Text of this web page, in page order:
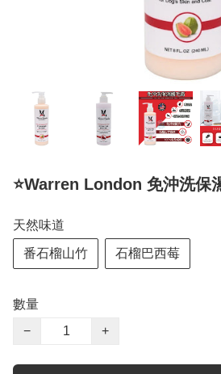
⭐️Warren London 免沖洗保
天然味道
番石榴山竹 石榴巴西莓
數量
−
+